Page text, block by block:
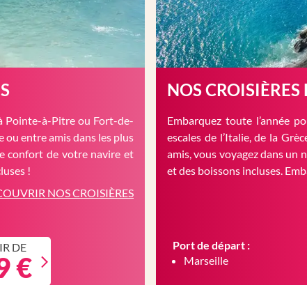
Pointe-à-Pitre ou Fort-de-
ou entre amis dans les plus
confort de votre navire et
!
NOS CROISIÈRES
DE
€
NOS
Embarquez toute l’année
escales de l’Italie, de la
amis, vous voyagez dans un
et des boissons incluses.
Port de départ :
Marseille